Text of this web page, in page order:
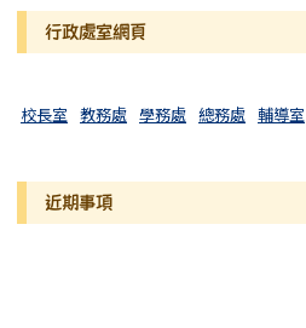
行政處室網頁
校長室 教務處 學務處 總務處 輔導室
近期事項